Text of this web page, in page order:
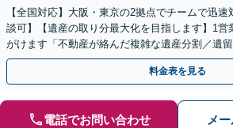
【全国対応】大阪・東京の2拠点でチームで迅
談可】【遺産の取り分最大化を目指します】1営
がけます「不動産が絡んだ複雑な遺産分割／遺
執行／事業承継など、お任せください」【休日
料金表を見る
電話でお問い合わせ メ